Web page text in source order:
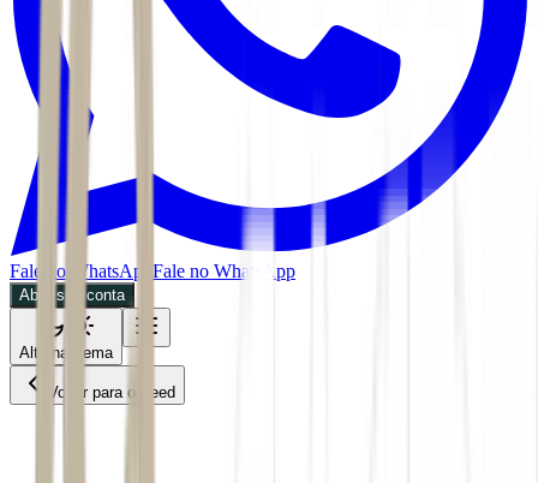
Fale no WhatsApp Fale no WhatsApp
Abra sua conta
Alternar tema
Voltar para o Feed